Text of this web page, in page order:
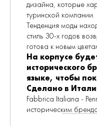
дизайна, которые
туринской компании.
Тенденция моды
стиль 30-х годов
готова к новым
На корпусе
исторического
языке, чтобы
Сделано в
Fabbrica Italiana -
историческим
Зажим колпачка